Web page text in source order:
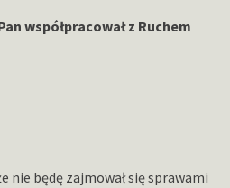
współpracował z Ruchem
nie będę zajmował się sprawami